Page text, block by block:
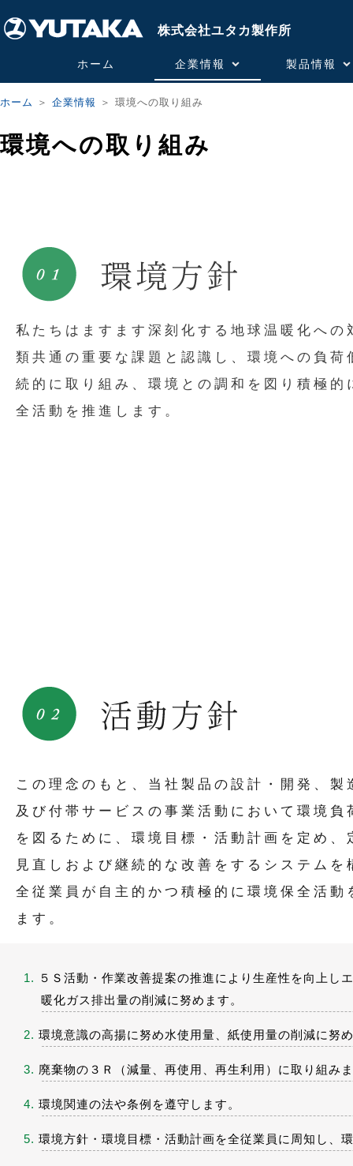
株式会社ユタカ製作所
ホーム 企業情報 製品情報
ホーム ＞ 企業情報 ＞ 環境への取り組み
環境への取り組み
私たちはますます深刻化する地球温暖化への
類共通の重要な課題と認識し、環境への負荷
続的に取り組み、環境との調和を図り積極的
全活動を推進します。
この理念のもと、当社製品の設計・開発、製
及び付帯サービスの事業活動において環境負
を図るために、環境目標・活動計画を定め、
見直しおよび継続的な改善をするシステムを
全従業員が自主的かつ積極的に環境保全活動
ます。
1.
５Ｓ活動・作業改善提案の推進により生産性を向上し
暖化ガス排出量の削減に努めます。
2. 環境意識の高揚に努め水使用量、紙使用量の削減に努
3. 廃棄物の３Ｒ（減量、再使用、再生利用）に取り組み
4. 環境関連の法や条例を遵守します。
5. 環境方針・環境目標・活動計画を全従業員に周知し、